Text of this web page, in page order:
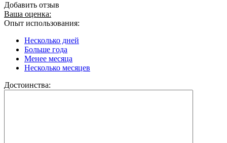
Добавить отзыв
Ваша оценка:
Опыт использования:
Несколько дней
Больше года
Менее месяца
Несколько месяцев
Достоинства: